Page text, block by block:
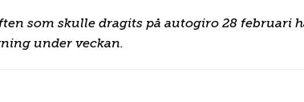
som skulle dragits på autogiro 28 februari
under veckan.